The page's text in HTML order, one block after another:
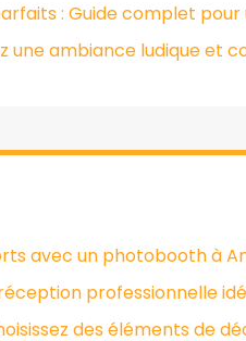
: Guide complet
une ambiance ludique et
avec un photobooth à
professionnelle
des éléments de